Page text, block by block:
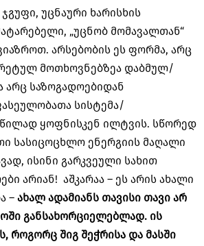
უცნაური ხარისხის
„უცნობ მომავალთან“
არსებობის ეს ფორმა, არც
მოთხოვნებზეა დაბმულ/
არც საზოგადოებიდან
სისტემა/
ყოფნისკენ ილტვის. სწორედ
სასიცოცხლო ენერგიის მაღალი
ისინი გარკვეული სახით
არიან! აშკარაა – ეს არის ახალი
– ახალ ადამიანს თავისი თავი არ
განსახორციელებლად. ის
, როგორც შიგ შეჭრისა და მასში